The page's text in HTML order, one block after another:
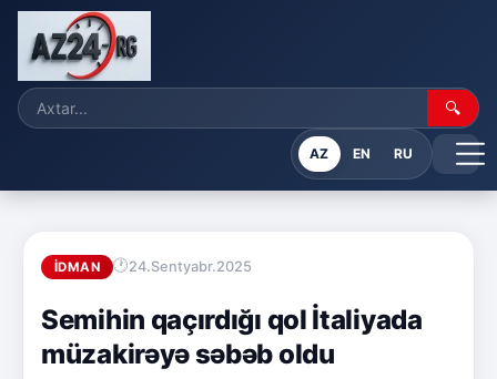
🔍
AZ EN RU
İDMAN 24.Sentyabr.2025
Semihin qaçırdığı qol İtaliyada
müzakirəyə səbəb oldu